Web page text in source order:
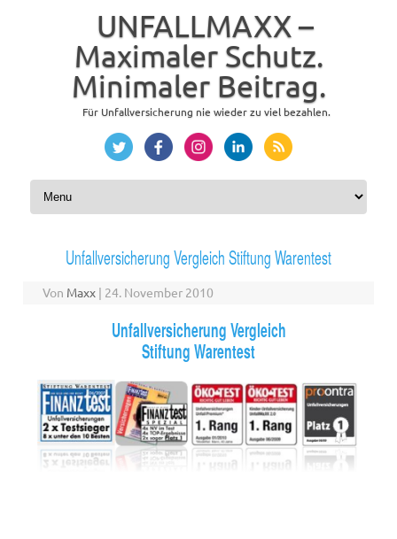
UNFALLMAXX –
Maximaler Schutz.
Minimaler Beitrag.
Für Unfallversicherung nie wieder zu viel bezahlen.
Zum Inhalt springen
Unfallversicherung Vergleich Stiftung Warentest
Von Maxx | 24. November 2010
Unfallversicherung Vergleich
Stiftung Warentest